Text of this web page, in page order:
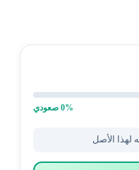
0% صعودي
الأصل